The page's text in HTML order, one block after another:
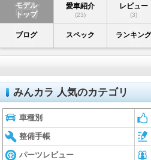
モデル
トップ
愛車紹介
(23)
レビュー
(3)
ブログ スペック ランキン
みんカラ 人気のカテゴリ
車種別
整備手帳
パーツレビュー